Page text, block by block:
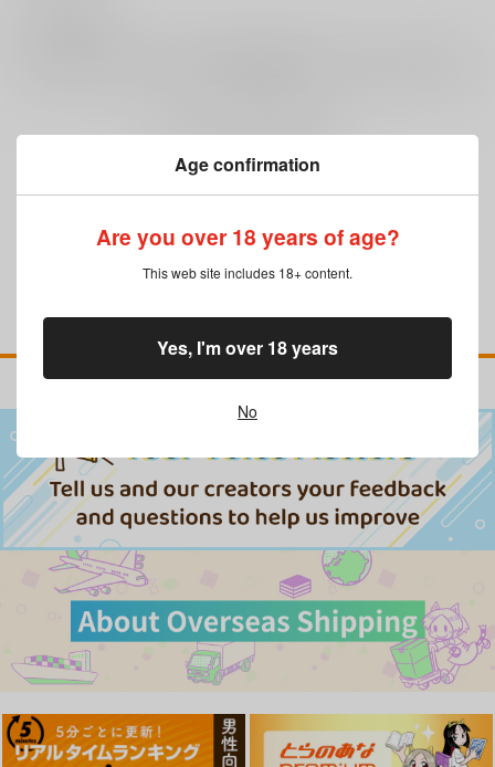
Age confirmation
Are you over 18 years of age?
This web site includes 18+ content.
No
Yes, I'm over 18 years